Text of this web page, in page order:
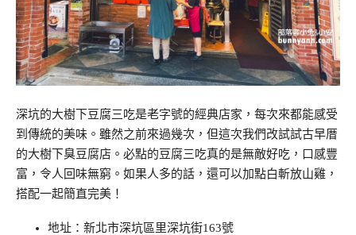
深坑的大樹下豆腐三吃是老字號的經典店家，每次來都能感受
到傳統的美味。雖然之前來過幾次，但這次我們改試試古早厝
的大樹下臭豆腐店。必點的豆腐三吃真的是無敵好吃，口感豐
富，令人回味無窮。如果人多的話，還可以加點白斬放山雞，
搭配一起簡直完美！
地址：新北市深坑區里深坑街163號